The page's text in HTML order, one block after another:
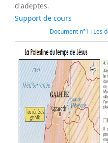
d'adeptes.
Support de cours
Document n°1 : Les